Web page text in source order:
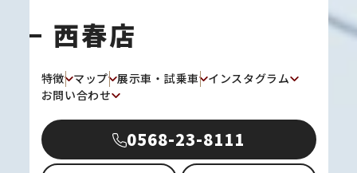
西春店
特徴 マップ 展示車・試乗車 インスタグラム
お問い合わせ
0568-23-8111